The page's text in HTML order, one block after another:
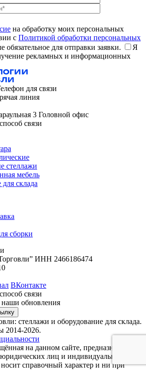
на обработку моих персональных
с Политикой обработки персональных
обязательное для отправки заявки.
Я
рекламных и информационных
для связи
линия
3 Головной офис
связи
стеллажи
мебель
склада
сборки
ИНН 2466186474
ВКонтакте
связи
обновления
стеллажи и оборудование для склада.
2014-2026.
на данном сайте, предназначена
лиц и индивидуальных
справочный характер и ни при